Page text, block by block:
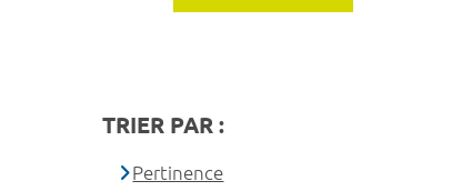
TRIER PAR :
Pertinence